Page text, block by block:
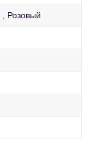
Розовый